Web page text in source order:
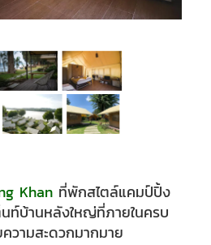
Khan ที่พักสไตล์แคมป์ปิ้ง
ท์บ้านหลังใหญ่ที่ภายในครบ
วามสะดวกมากมาย